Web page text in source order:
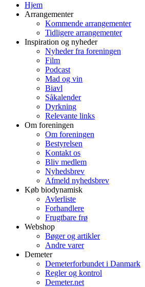
Hjem
Arrangementer
Kommende arrangementer
Tidligere arrangementer
Inspiration og nyheder
Nyheder fra foreningen
Film
Podcast
Mad og vin
Biavl
Såkalender
Dyrkning
Relevante links
Om foreningen
Om foreningen
Bestyrelsen
Kontakt os
Bliv medlem
Nyhedsbrev
Afmeld nyhedsbrev
Køb biodynamisk
Avlerliste
Forhandlere
Frugtbare frø
Webshop
Bøger og artikler
Andre varer
Demeter
Demeterforbundet i Danmark
Regler og kontrol
Demeter.net